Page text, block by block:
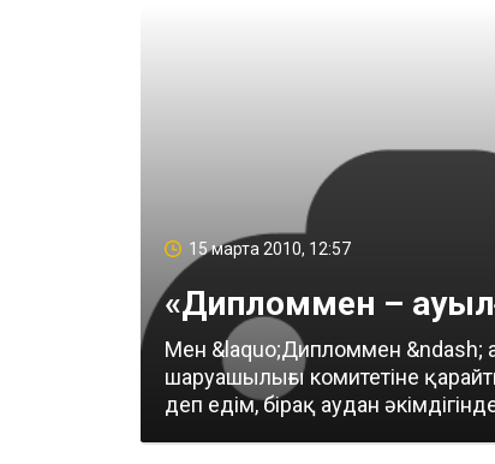
15 марта 2010, 12:57
«Дипломмен –
Мен &laquo;Дипломмен &ndash;
шаруашылығы комитетіне
деп едім, бірақ аудан